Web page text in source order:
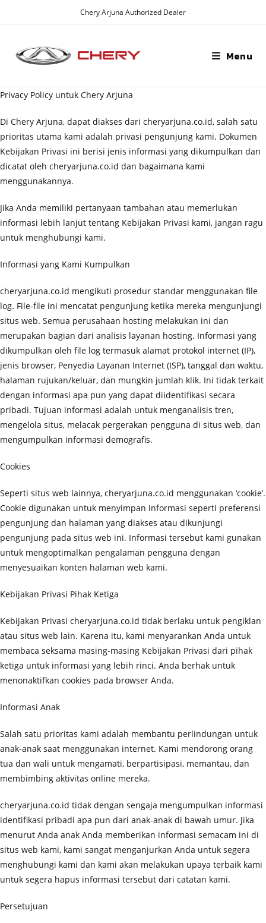
Chery Arjuna Authorized Dealer
Menu
Privacy Policy untuk Chery Arjuna
Di Chery Arjuna, dapat diakses dari cheryarjuna.co.id, salah satu
prioritas utama kami adalah privasi pengunjung kami. Dokumen
Kebijakan Privasi ini berisi jenis informasi yang dikumpulkan dan
dicatat oleh cheryarjuna.co.id dan bagaimana kami
menggunakannya.
Jika Anda memiliki pertanyaan tambahan atau memerlukan
informasi lebih lanjut tentang Kebijakan Privasi kami, jangan ragu
untuk menghubungi kami.
Informasi yang Kami Kumpulkan
cheryarjuna.co.id mengikuti prosedur standar menggunakan file
log. File-file ini mencatat pengunjung ketika mereka mengunjungi
situs web. Semua perusahaan hosting melakukan ini dan
merupakan bagian dari analisis layanan hosting. Informasi yang
dikumpulkan oleh file log termasuk alamat protokol internet (IP),
jenis browser, Penyedia Layanan Internet (ISP), tanggal dan waktu,
halaman rujukan/keluar, dan mungkin jumlah klik. Ini tidak terkait
dengan informasi apa pun yang dapat diidentifikasi secara
pribadi. Tujuan informasi adalah untuk menganalisis tren,
mengelola situs, melacak pergerakan pengguna di situs web, dan
mengumpulkan informasi demografis.
Cookies
Seperti situs web lainnya, cheryarjuna.co.id menggunakan ‘cookie’.
Cookie digunakan untuk menyimpan informasi seperti preferensi
pengunjung dan halaman yang diakses atau dikunjungi
pengunjung pada situs web ini. Informasi tersebut kami gunakan
untuk mengoptimalkan pengalaman pengguna dengan
menyesuaikan konten halaman web kami.
Kebijakan Privasi Pihak Ketiga
Kebijakan Privasi cheryarjuna.co.id tidak berlaku untuk pengiklan
atau situs web lain. Karena itu, kami menyarankan Anda untuk
membaca seksama masing-masing Kebijakan Privasi dari pihak
ketiga untuk informasi yang lebih rinci. Anda berhak untuk
menonaktifkan cookies pada browser Anda.
Informasi Anak
Salah satu prioritas kami adalah membantu perlindungan untuk
anak-anak saat menggunakan internet. Kami mendorong orang
tua dan wali untuk mengamati, berpartisipasi, memantau, dan
membimbing aktivitas online mereka.
cheryarjuna.co.id tidak dengan sengaja mengumpulkan informasi
identifikasi pribadi apa pun dari anak-anak di bawah umur. Jika
menurut Anda anak Anda memberikan informasi semacam ini di
situs web kami, kami sangat menganjurkan Anda untuk segera
menghubungi kami dan kami akan melakukan upaya terbaik kami
untuk segera hapus informasi tersebut dari catatan kami.
Persetujuan